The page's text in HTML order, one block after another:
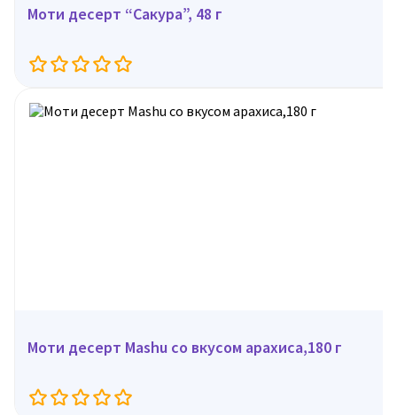
Моти десерт “Сакура”, 48 г
Моти десерт Mashu со вкусом арахиса,180 г